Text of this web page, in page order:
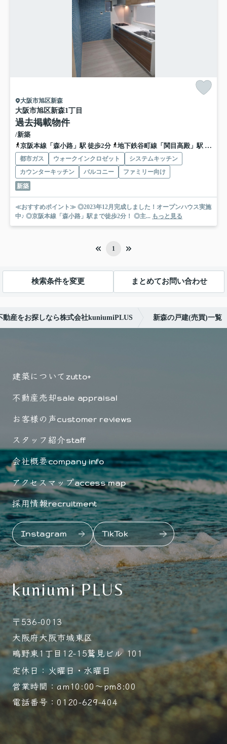
大阪市旭区新森
大阪市旭区新森1丁目
過去掲載物件
/新築
京阪本線「森小路」駅 徒歩2分
地下鉄谷町線「関目高殿」駅 徒歩9分
都市ガス ウォークインクロゼット
システムキッチン
カウンターキッチン
バルコニー
ファミリー向け
新築
≪おすすめポイント≫ ◎2023年12月完成しました！オープンハウス実施
中♪ ◎京阪本線「森小路」駅まで徒歩2分！ ◎主... もっと見る
1
検索条件を変更 まとめてお問い合わせ
動産をお探しなら株式会社kuniumiPLUS 新森の戸建(売買)一覧
建築について zutto+
不動産売却sale appraisal
お客様の声customer reviews
スタッフ紹介staff
会社概要company info
アクセスマップaccess map
採用情報recruitment
Instagram TikTok
kuniumi PLUS
〒536-0013
大阪府大阪市城東区
鴫野東1丁目12-15鷲見ビル 101
定休日：火曜日・水曜日
営業時間：am10:00～pm8:00
電話番号：0120-629-404